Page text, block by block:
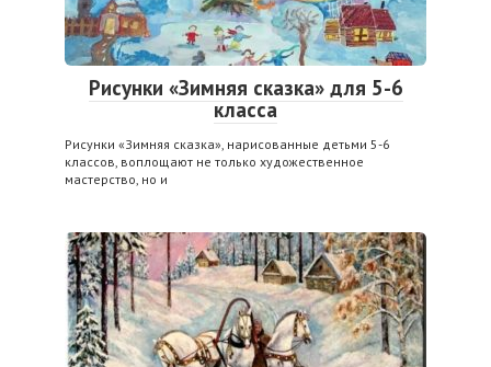
Рисунки «Зимняя сказка» для 5-6
класса
Рисунки «Зимняя сказка», нарисованные детьми 5-6
классов, воплощают не только художественное
мастерство, но и